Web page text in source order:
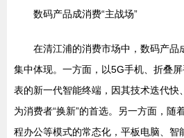
数码产品成消费“主战场”
在清江浦的消费市场中，数码产品
集中体现。一方面，以5G手机、折叠
表的新一代智能终端，因其技术迭代快
为消费者“换新”的首选。另一方面，随
程办公等模式的常态化，平板电脑、智